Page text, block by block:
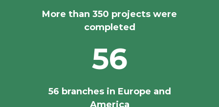
More than 350 projects were
completed
56
56 branches in Europe and
America